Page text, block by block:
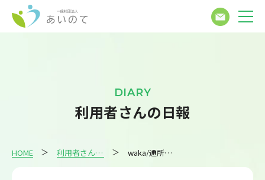
DIARY
利用者さんの日報
HOME 利用者さんの日報 waka/通所217日目/千葉のIT・Web・デザイン就労継続支援B型あいのてOne＆Only IT 日報